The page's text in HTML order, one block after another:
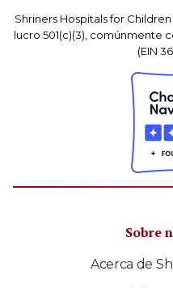
Shriners Hospitals for
lucro 501(c)(3), comúnmente
(EIN
Sobre
Acerca de